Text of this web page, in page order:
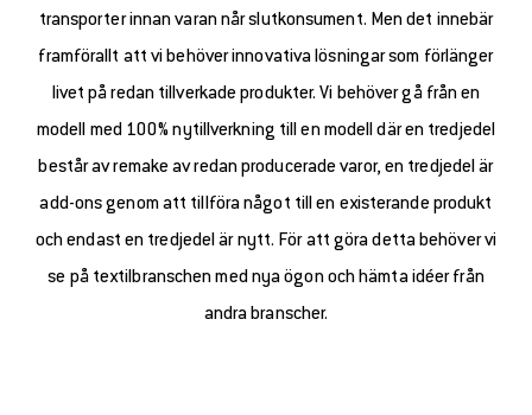
transporter innan varan når slutkonsument. Men det innebär
framförallt att vi behöver innovativa lösningar som förlänger
livet på redan tillverkade produkter. Vi behöver gå från en
modell med 100% nytillverkning till en modell där en tredjedel
består av remake av redan producerade varor, en tredjedel är
add-ons genom att tillföra något till en existerande produkt
och endast en tredjedel är nytt. För att göra detta behöver vi
se på textilbranschen med nya ögon och hämta idéer från
andra branscher.